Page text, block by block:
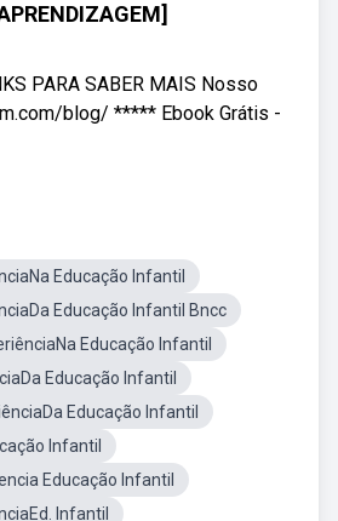
PARA SABER MAIS Nosso
blog/ ***** Ebook Grátis -
Educação Infantil
Educação Infantil Bncc
Educação Infantil
Educação Infantil
Educação Infantil
Infantil
Educação Infantil
Infantil